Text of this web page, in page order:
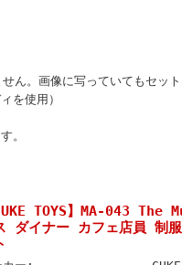
ん。画像に写っていてもセッ
を使用）
。
TOYS】MA-043
ダイナー カフェ店員 制